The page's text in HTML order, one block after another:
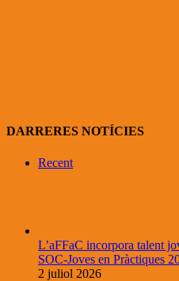
DARRERES NOTÍCIES
Recent
L’aFFaC incorpora talent
SOC-Joves en Pràctiques
2 juliol 2026